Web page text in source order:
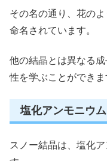
その名の通り、花の
命名されています。
他の結晶とは異なる
性を学ぶことができま
塩化アンモニウ
スノー結晶は、塩化